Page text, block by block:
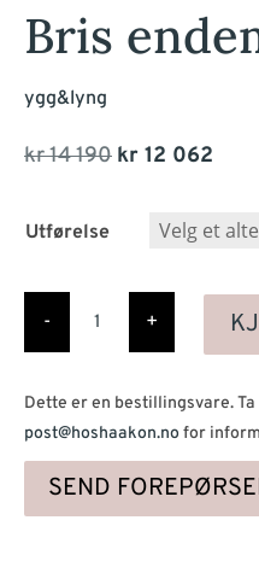
Bris
ygg&lyng
kr14 190 Opprinnelig
190.
kr 12 062
er:
062.
Utførelse
-
endemodul
+
Dette er en bestillingsvare.
post@hoshaakon.no for
SEND